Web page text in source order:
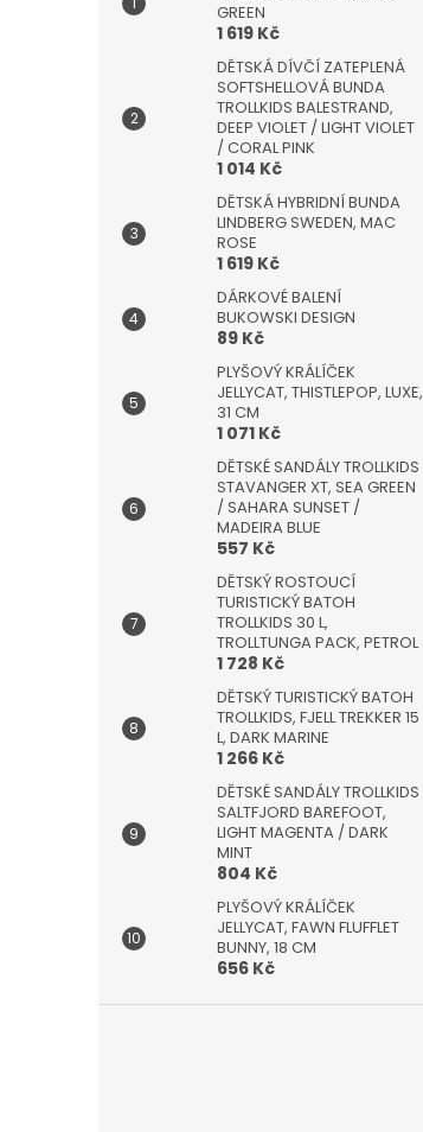
GREEN
1 619 Kč
DĚTSKÁ DÍVČÍ ZATEPLENÁ
SOFTSHELLOVÁ BUNDA
TROLLKIDS BALESTRAND,
DEEP VIOLET / LIGHT VIOLET
/ CORAL PINK
1 014 Kč
DĚTSKÁ HYBRIDNÍ BUNDA
LINDBERG SWEDEN, MAC
ROSE
1 619 Kč
DÁRKOVÉ BALENÍ
BUKOWSKI DESIGN
89 Kč
PLYŠOVÝ KRÁLÍČEK
JELLYCAT, THISTLEPOP, LUXE,
31 CM
1 071 Kč
DĚTSKÉ SANDÁLY TROLLKIDS
STAVANGER XT, SEA GREEN
/ SAHARA SUNSET /
MADEIRA BLUE
557 Kč
DĚTSKÝ ROSTOUCÍ
TURISTICKÝ BATOH
TROLLKIDS 30 L,
TROLLTUNGA PACK, PETROL
1 728 Kč
DĚTSKÝ TURISTICKÝ BATOH
TROLLKIDS, FJELL TREKKER 15
L, DARK MARINE
1 266 Kč
DĚTSKÉ SANDÁLY TROLLKIDS
SALTFJORD BAREFOOT,
LIGHT MAGENTA / DARK
MINT
804 Kč
PLYŠOVÝ KRÁLÍČEK
JELLYCAT, FAWN FLUFFLET
BUNNY, 18 CM
656 Kč